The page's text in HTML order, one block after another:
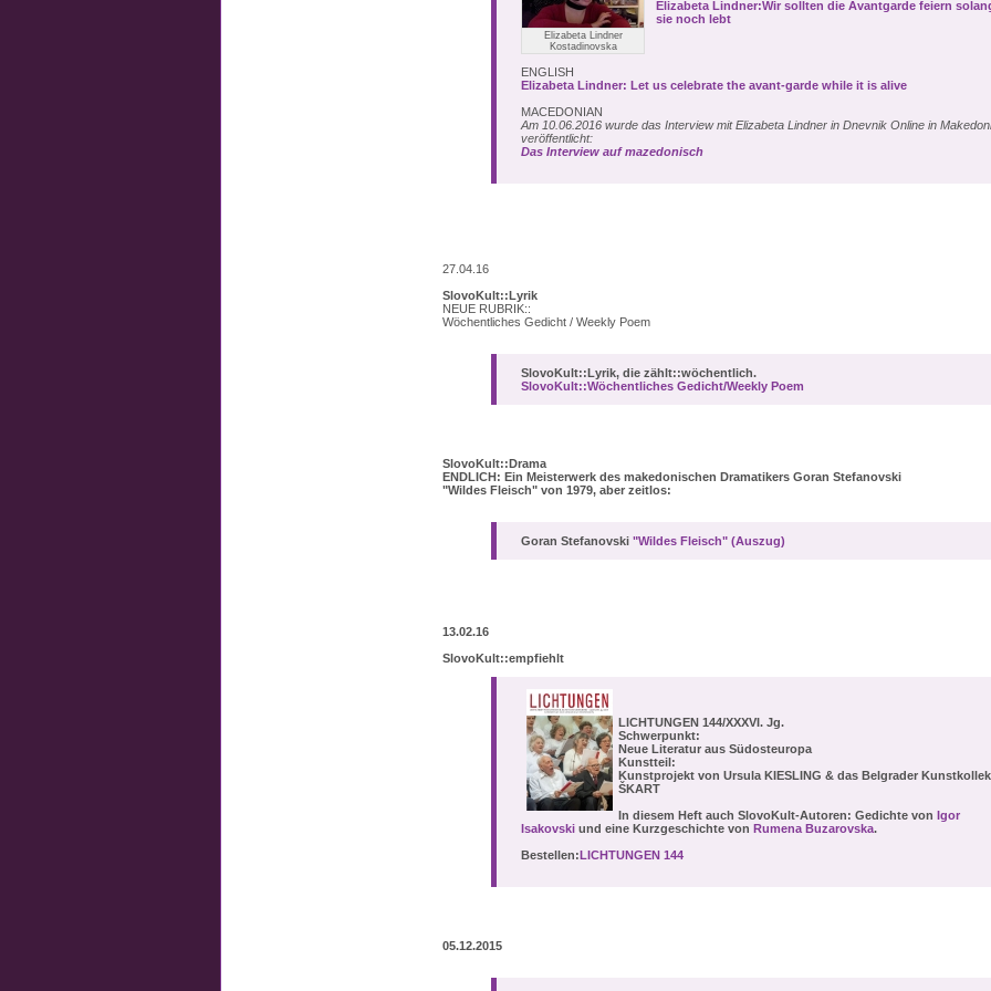
Elizabeta Lindner
Kostadinovska
Elizabeta Lindner:Wir sollten die Avantgarde feiern
sie noch lebt
ENGLISH
Elizabeta Lindner: Let us celebrate the avant-garde while it is alive
MACEDONIAN
Am 10.06.2016 wurde das Interview mit Elizabeta Lindner in Dnevnik Online in
veröffentlicht:
Das Interview auf mazedonisch
27.04.16
SlovoKult::Lyrik
NEUE RUBRIK::
Wöchentliches Gedicht / Weekly Poem
SlovoKult::Lyrik, die zählt::wöchentlich.
SlovoKult::Wöchentliches Gedicht/Weekly Poem
SlovoKult::Drama
ENDLICH: Ein Meisterwerk des makedonischen Dramatikers Goran Stefanovski
"Wildes Fleisch" von 1979, aber zeitlos:
Goran Stefanovski "Wildes Fleisch" (Auszug)
13.02.16
SlovoKult::empfiehlt
LICHTUNGEN 144/XXXVI. Jg.
Schwerpunkt:
Neue Literatur aus Südosteuropa
Kunstteil:
Kunstprojekt von Ursula KIESLING & das Belgrader
ŠKART
In diesem Heft auchSlovoKult-Autoren: Gedichte von Igor
Isakovski und eine Kurzgeschichte von Rumena Buzarovska.
Bestellen: LICHTUNGEN 144
05.12.2015